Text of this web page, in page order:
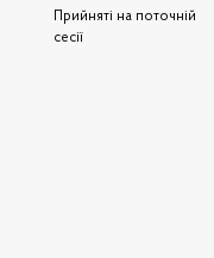
Прийняті на поточній
сесії